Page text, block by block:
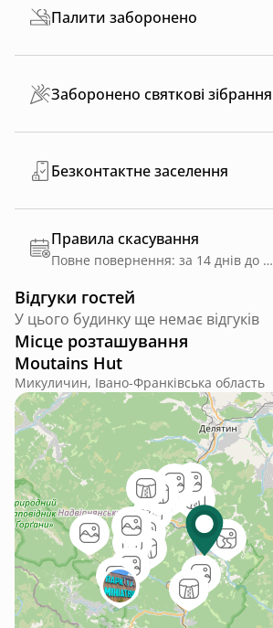
Палити заборонено
Заборонено святкові зібрання
Безконтактне заселення
Правила скасування
Повне повернення: за 14 днів до дати заїзду
Відгуки гостей
У цього будинку ще немає відгуків
Місце розташування
Moutains Hut
Микуличин, Івано-Франківська область